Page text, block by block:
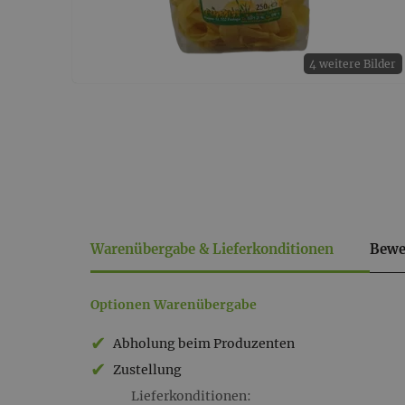
4 weitere Bilder
Warenübergabe & Lieferkonditionen
Warenübergabe
&
Lieferkonditionen
Optionen Warenübergabe
Abholung beim Produzenten
Zustellung
Lieferkonditionen: